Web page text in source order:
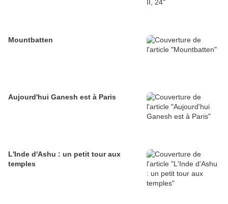
Mountbatten
Aujourd'hui Ganesh est à Paris
L'Inde d'Ashu : un petit tour aux
temples